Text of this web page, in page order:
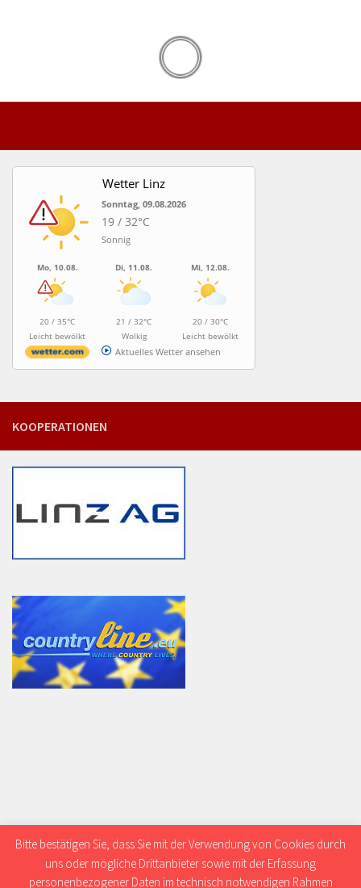
Wetter Linz
Sonntag, 09.08.2026
19 / 32°C
Sonnig
Mo, 10.08.
20 / 35°C
Leicht bewölkt
Di, 11.08.
21 / 32°C
Wolkig
Mi, 12.08.
20 / 30°C
Leicht bewölkt
Aktuelles Wetter ansehen
KOOPERATIONEN
Bitte bestätigen Sie, dass Sie mit der Verwendung von Cookies durch
uns oder mögliche Drittanbieter sowie mit der Erfassung
personenbezogener Daten im technisch notwendigen Rahmen